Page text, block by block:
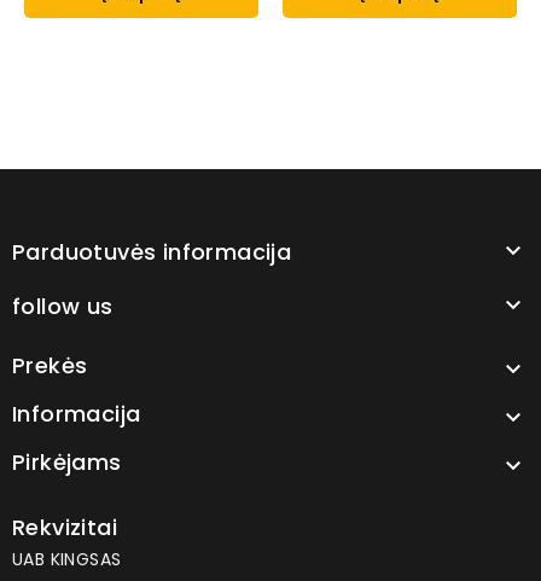
Parduotuvės informacija 
follow us 
Prekės 
Informacija 
Pirkėjams 
Rekvizitai
UAB KINGSAS